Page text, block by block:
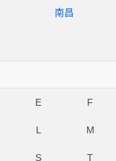
南昌
E F
L M
S T